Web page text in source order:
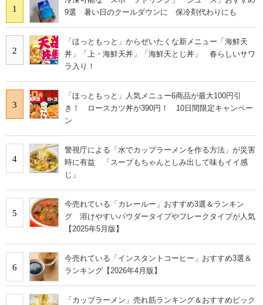
1
9選 暑い日のクールダウンに 保冷剤代わりにも
2
「ほっともっと」からぜいたくな新メニュー「海鮮天
丼」「上・海鮮天丼」「海鮮天とじ丼」 春らしいサワ
ラ入り！
3
「ほっともっと」人気メニュー6商品が最大100円引
き！ ロースカツ丼が390円！ 10日間限定キャンペー
ン
4
警視庁による「水でカップラーメンを作る方法」が災害
時に有益 「スープもちゃんとしみ出して味もイイ感
じ」
5
今売れている「カレールー」おすすめ3選＆ランキン
グ 溶けやすいパウダータイプやフレークタイプが人気
【2025年5月版】
6
今売れている「インスタントコーヒー」おすすめ3選＆
ランキング【2026年4月版】
「カップラーメン」売れ筋ランキング＆おすすめピック